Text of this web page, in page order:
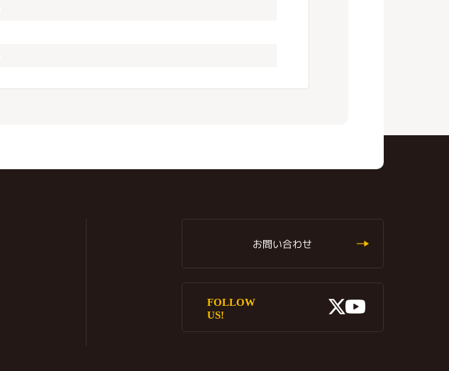
お問い合わせ
FOLLOW
US!
X